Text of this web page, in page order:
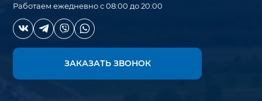
Работаем ежедневно с 08:00 до 20:00
ЗАКАЗАТЬ ЗВОНОК